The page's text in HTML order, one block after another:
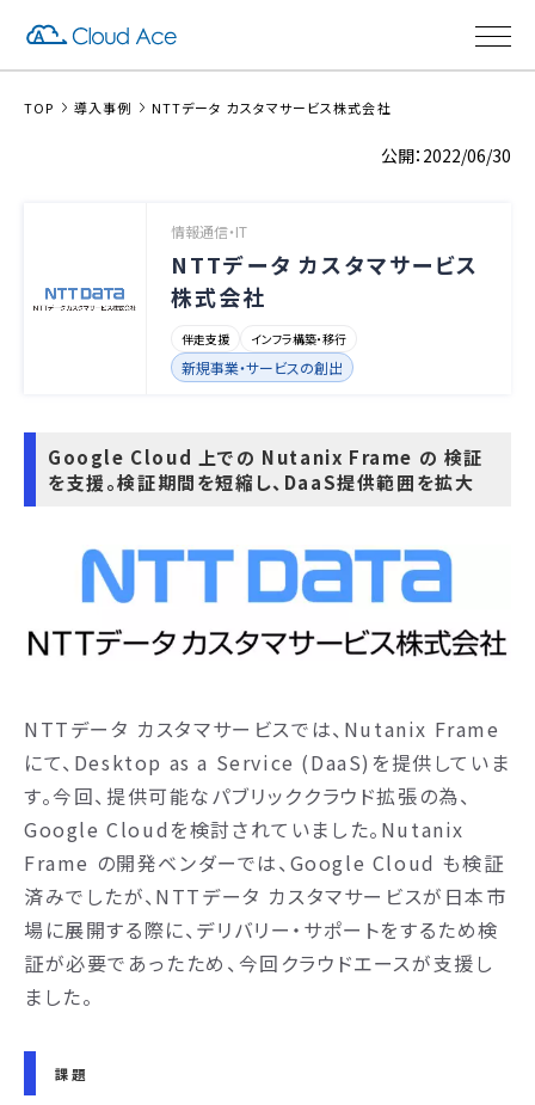
TOP 導入事例 NTTデータ カスタマサービス株式会社
2022/06/30
情報通信・IT
NTTデータ カスタマサービス
株式会社
伴走支援 インフラ構築・移行
新規事業・サービスの創出
Google Cloud 上での Nutanix Frame の 検証
を支援。検証期間を短縮し、DaaS提供範囲を拡大
NTTデータ カスタマサービスでは、Nutanix Frame
にて、Desktop as a Service (DaaS)を提供していま
す。今回、提供可能なパブリッククラウド拡張の為、
Google Cloudを検討されていました。Nutanix
Frame の開発ベンダーでは、Google Cloud も検証
済みでしたが、NTTデータ カスタマサービスが日本市
場に展開する際に、デリバリー・サポートをするため検
証が必要であったため、今回クラウドエースが支援し
ました。
課題